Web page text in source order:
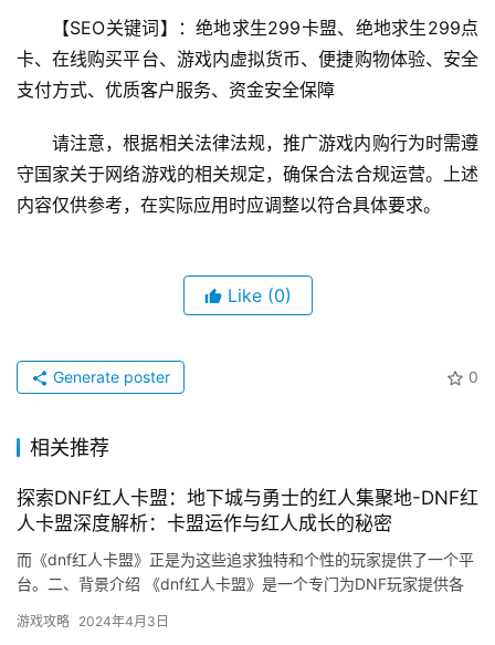
【SEO关键词】：绝地求生299卡盟、绝地求生299点
卡、在线购买平台、游戏内虚拟货币、便捷购物体验、安全
支付方式、优质客户服务、资金安全保障
请注意，根据相关法律法规，推广游戏内购行为时需遵
守国家关于网络游戏的相关规定，确保合法合规运营。上述
内容仅供参考，在实际应用时应调整以符合具体要求。
Like (0)
0
Generate poster
相关推荐
探索DNF红人卡盟：地下城与勇士的红人集聚地-DNF红
人卡盟深度解析：卡盟运作与红人成长的秘密
而《dnf红人卡盟》正是为这些追求独特和个性的玩家提供了一个平
台。二、背景介绍 《dnf红人卡盟》是一个专门为DNF玩家提供各
游戏攻略 2024年4月3日